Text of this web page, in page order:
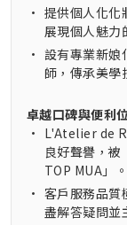
• 提供個人化化
展現個人魅力
• 設有專業新娘
師，傳承美學
卓越口碑與便利
• L'Atelier de
良好聲譽，
TOP MUA」。
• 客戶服務品質
盡解答疑問並